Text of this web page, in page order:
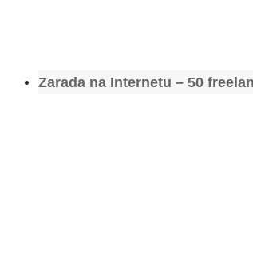
Zarada na Internetu – 50